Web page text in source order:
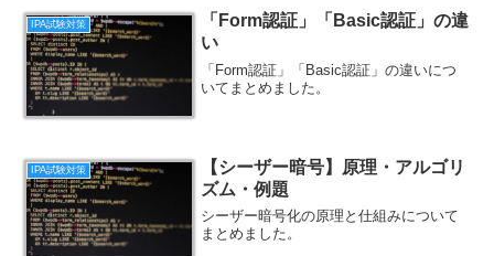
IPA試験対策
「Form認証」「Basic認証」の違
い
「Form認証」「Basic認証」の違いにつ
いてまとめました。
IPA試験対策
【シーザー暗号】原理・アルゴリ
ズム・例題
シーザー暗号化の原理と仕組みについて
まとめました。